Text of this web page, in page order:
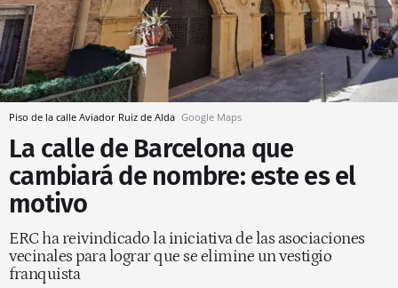
Piso de la calle Aviador Ruiz de Alda Google Maps
La calle de Barcelona que
cambiará de nombre: este es el
motivo
ERC ha reivindicado la iniciativa de las asociaciones
vecinales para lograr que se elimine un vestigio
franquista